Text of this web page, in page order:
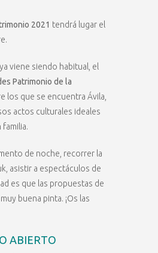
2021 tendrá lugar el
viene siendo habitual, el
Patrimonio de la
los que se encuentra Ávila,
actos culturales ideales
de noche, recorrer la
asistir a espectáculos de
es que las propuestas de
buena pinta. ¡Os las
ABIERTO